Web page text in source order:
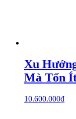
Xu
Mà Tốn
10.600.000₫